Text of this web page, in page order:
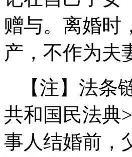
赠与。 离婚时
产，不作为夫
【注】法
共和国民法典
事人结婚前，